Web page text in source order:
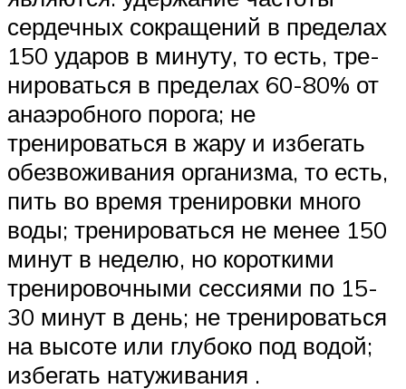
сердечных сокращений в пределах
150 ударов в минуту, то есть, тре­
ни­ро­вать­ся в пре­де­лах 60-80% от
анаэробного порога; не
тренироваться в жару и из­бе­гать
обез­во­жи­ва­ния ор­га­низ­ма, то есть,
пить во время тренировки много
воды; тре­ни­ро­вать­ся не ме­нее 150
минут в неделю, но короткими
тренировочными сессиями по 15-
30 ми­нут в день; не тре­ни­ро­вать­ся
на вы­со­те или глубоко под водой;
избегать на­ту­жи­ва­ния .